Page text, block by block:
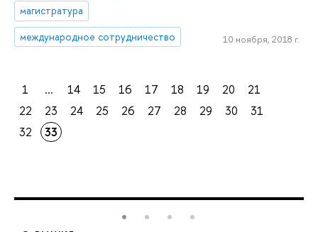
магистратура
международное сотрудничество
10 ноября, 2018 г.
1 ... 14 15 16 17 18 19 20
21
22
23 24 25 26 27 28 29 30
31
32
33